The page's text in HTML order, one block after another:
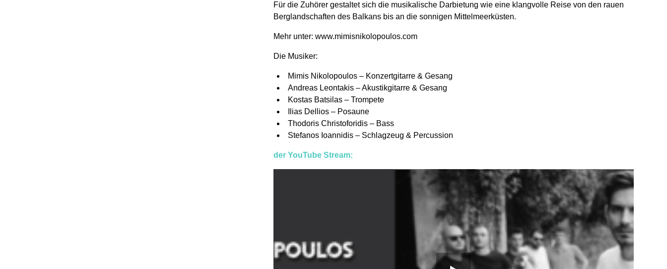
Für die Zuhörer gestaltet sich die musikalische Darbietung wie eine klangvolle Reise von den rauen
Berglandschaften des Balkans bis an die sonnigen Mittelmeerküsten.
Mehr unter: www.mimisnikolopoulos.com
Die Musiker:
Mimis Nikolopoulos – Konzertgitarre & Gesang
Andreas Leontakis – Akustikgitarre & Gesang
Kostas Batsilas – Trompete
Ilias Dellios – Posaune
Thodoris Christoforidis – Bass
Stefanos Ioannidis – Schlagzeug & Percussion
der YouTube Stream: